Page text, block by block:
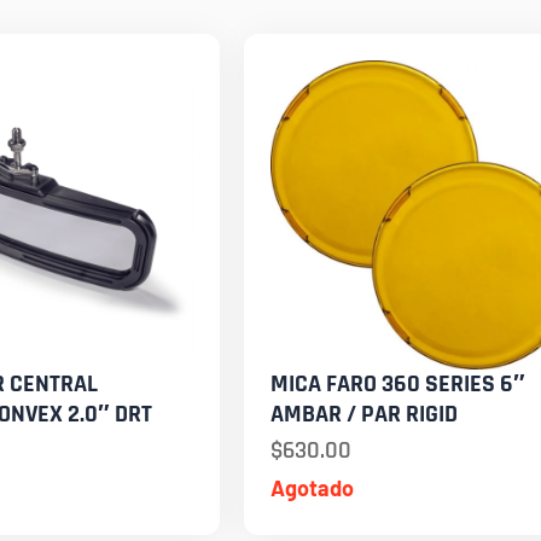
CENTRAL
2.0″ DRT
Agotado
MICA FARO 360 SERIES 6″
AMBAR / PAR RIGID
$630.00